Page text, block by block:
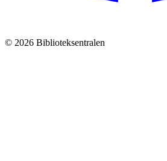
© 2026 Biblioteksentralen